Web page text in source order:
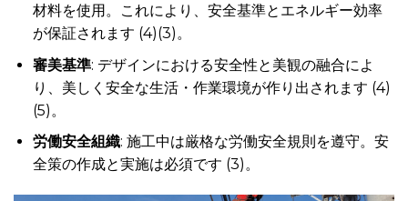
材料を使用。これにより、安全基準とエネルギー効率
が保証されます (4)(3)。
審美基準: デザインにおける安全性と美観の融合によ
り、美しく安全な生活・作業環境が作り出されます (4)
(5)。
労働安全組織: 施工中は厳格な労働安全規則を遵守。安
全策の作成と実施は必須です (3)。